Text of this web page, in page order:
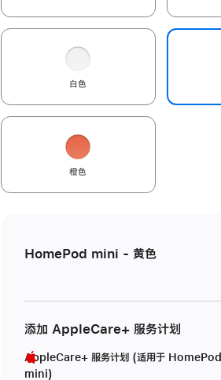
白色
橙色
HomePod mini - 黄色
添加 AppleCare+ 服务计划
AppleCare+ 服务计划 (适用于 HomePod
mini)